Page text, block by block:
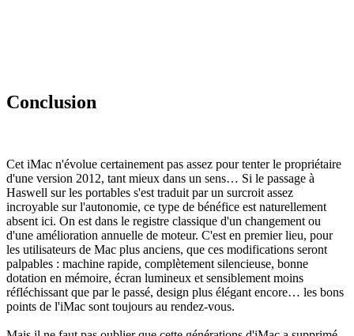
Conclusion
Cet iMac n'évolue certainement pas assez pour tenter le propriétaire
d'une version 2012, tant mieux dans un sens… Si le passage à
Haswell sur les portables s'est traduit par un surcroit assez
incroyable sur l'autonomie, ce type de bénéfice est naturellement
absent ici. On est dans le registre classique d'un changement ou
d'une amélioration annuelle de moteur. C'est en premier lieu, pour
les utilisateurs de Mac plus anciens, que ces modifications seront
palpables : machine rapide, complètement silencieuse, bonne
dotation en mémoire, écran lumineux et sensiblement moins
réfléchissant que par le passé, design plus élégant encore… les bons
points de l'iMac sont toujours au rendez-vous.